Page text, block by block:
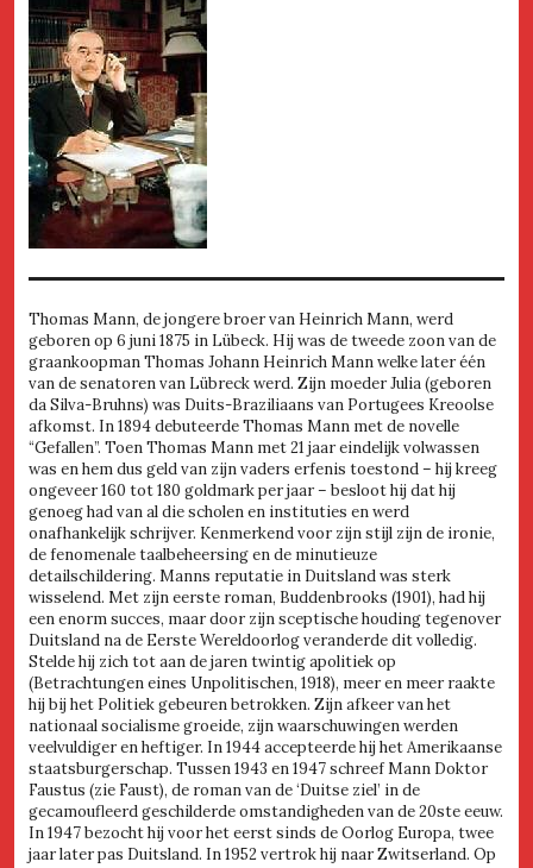
Thomas Mann, de jongere broer van Heinrich Mann, werd
geboren op 6 juni 1875 in Lübeck. Hij was de tweede zoon van de
graankoopman Thomas Johann Heinrich Mann welke later één
van de senatoren van Lübreck werd. Zijn moeder Julia (geboren
da Silva-Bruhns) was Duits-Braziliaans van Portugees Kreoolse
afkomst. In 1894 debuteerde Thomas Mann met de novelle
“Gefallen”. Toen Thomas Mann met 21 jaar eindelijk volwassen
was en hem dus geld van zijn vaders erfenis toestond – hij kreeg
ongeveer 160 tot 180 goldmark per jaar – besloot hij dat hij
genoeg had van al die scholen en instituties en werd
onafhankelijk schrijver. Kenmerkend voor zijn stijl zijn de ironie,
de fenomenale taalbeheersing en de minutieuze
detailschildering. Manns reputatie in Duitsland was sterk
wisselend. Met zijn eerste roman, Buddenbrooks (1901), had hij
een enorm succes, maar door zijn sceptische houding tegenover
Duitsland na de Eerste Wereldoorlog veranderde dit volledig.
Stelde hij zich tot aan de jaren twintig apolitiek op
(Betrachtungen eines Unpolitischen, 1918), meer en meer raakte
hij bij het Politiek gebeuren betrokken. Zijn afkeer van het
nationaal socialisme groeide, zijn waarschuwingen werden
veelvuldiger en heftiger. In 1944 accepteerde hij het Amerikaanse
staatsburgerschap. Tussen 1943 en 1947 schreef Mann Doktor
Faustus (zie Faust), de roman van de ‘Duitse ziel’ in de
gecamoufleerd geschilderde omstandigheden van de 20ste eeuw.
In 1947 bezocht hij voor het eerst sinds de Oorlog Europa, twee
jaar later pas Duitsland. In 1952 vertrok hij naar Zwitserland. Op